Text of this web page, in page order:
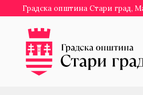
to
content
Градска општина Стари град,